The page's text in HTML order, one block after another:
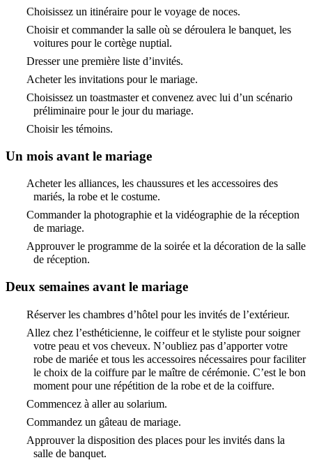
Choisissez un itinéraire pour le voyage de noces.
Choisir et commander la salle où se déroulera le banquet, les
voitures pour le cortège nuptial.
Dresser une première liste d’invités.
Acheter les invitations pour le mariage.
Choisissez un toastmaster et convenez avec lui d’un scénario
préliminaire pour le jour du mariage.
Choisir les témoins.
Un mois avant le mariage
Acheter les alliances, les chaussures et les accessoires des
mariés, la robe et le costume.
Commander la photographie et la vidéographie de la réception
de mariage.
Approuver le programme de la soirée et la décoration de la salle
de réception.
Deux semaines avant le mariage
Réserver les chambres d’hôtel pour les invités de l’extérieur.
Allez chez l’esthéticienne, le coiffeur et le styliste pour soigner
votre peau et vos cheveux. N’oubliez pas d’apporter votre
robe de mariée et tous les accessoires nécessaires pour faciliter
le choix de la coiffure par le maître de cérémonie. C’est le bon
moment pour une répétition de la robe et de la coiffure.
Commencez à aller au solarium.
Commandez un gâteau de mariage.
Approuver la disposition des places pour les invités dans la
salle de banquet.